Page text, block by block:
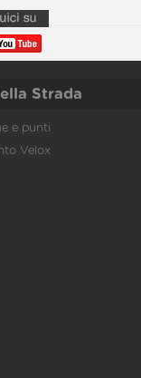
Strada
e punti
Velox